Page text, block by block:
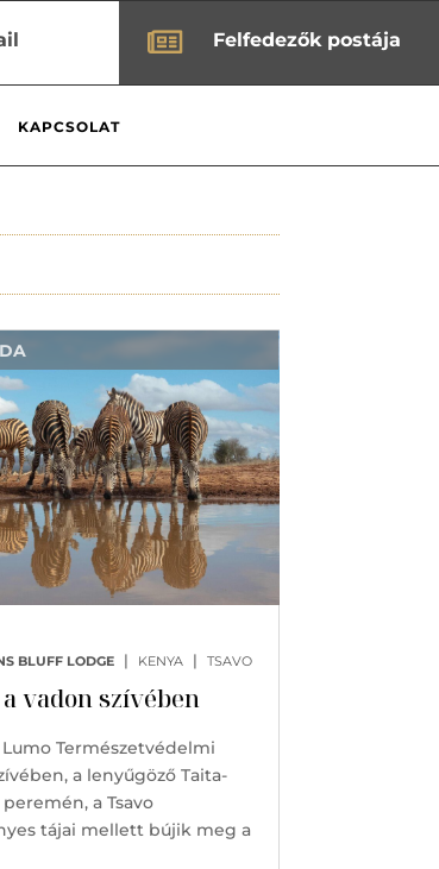
 Felfedezők postája
KAPCSOLAT
vadon szívében
BLUFF LODGE | KENYA | TSAVO
Természetvédelmi
a lenyűgöző Taita-
a Tsavo
tájai mellett bújik meg a